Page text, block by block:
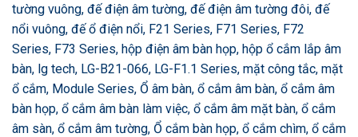
tường vuông, đế điện âm tường, đế điện âm tường đôi, đế
nổi vuông, đế ổ điện nổi, F21 Series, F71 Series, F72
Series, F73 Series, hộp điện âm bàn họp, hộp ổ cắm lắp âm
bàn, lg tech, LG-B21-066, LG-F1.1 Series, mặt công tắc, mặt
ổ cắm, Module Series, Ổ âm bàn, ổ cắm âm bàn, ổ cắm âm
bàn họp, ổ cắm âm bàn làm việc, ổ cắm âm mặt bàn, ổ cắm
âm sàn, ổ cắm âm tường, Ổ cắm bàn họp, ổ cắm chìm, ổ cắm